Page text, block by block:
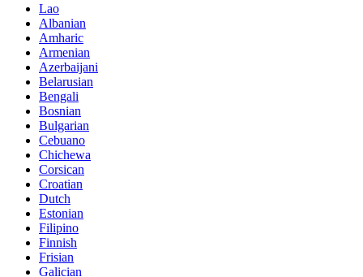
Lao
Albanian
Amharic
Armenian
Azerbaijani
Belarusian
Bengali
Bosnian
Bulgarian
Cebuano
Chichewa
Corsican
Croatian
Dutch
Estonian
Filipino
Finnish
Frisian
Galician